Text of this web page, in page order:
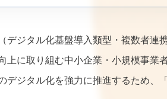
デジタル化基盤導入類型・複数者連
上に取り組む中小企業・小規模事業
デジタル化を強力に推進するため、